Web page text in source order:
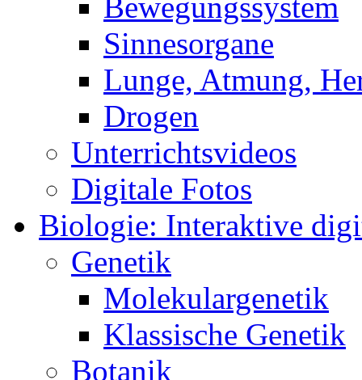
Bewegungssystem
Sinnesorgane
Lunge, Atmung,
Drogen
Unterrichtsvideos
Digitale Fotos
Biologie: Interaktive
Genetik
Molekulargenetik
Klassische Genetik
Botanik